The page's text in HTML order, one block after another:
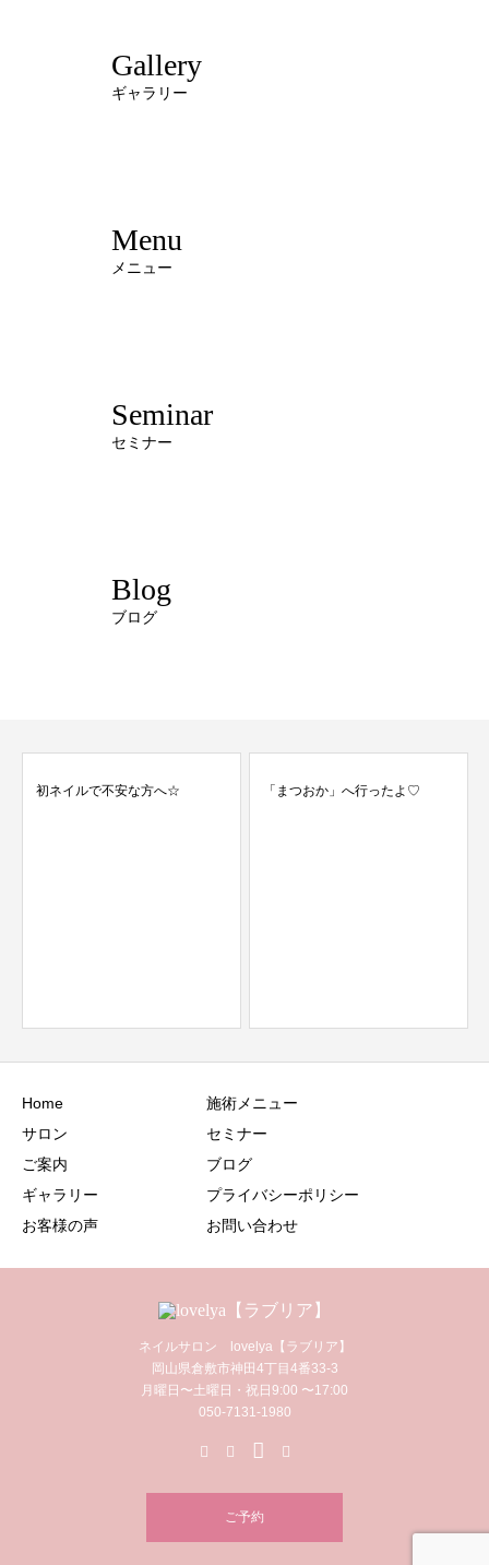
Gallery
ギャラリー
Menu
メニュー
Seminar
セミナー
Blog
ブログ
初ネイルで不安な方へ☆ 「まつおか」へ行ったよ♡
Home
サロン
ご案内
ギャラリー
お客様の声
施術メニュー
セミナー
ブログ
プライバシーポリシー
お問い合わせ
ネイルサロン lovelya【ラブリア】
岡山県倉敷市神田4丁目4番33-3
月曜日〜土曜日・祝日9:00 〜17:00
050-7131-1980
ご予約